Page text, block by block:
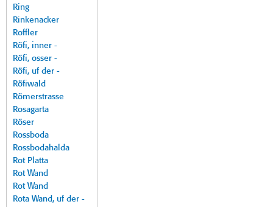
Ring
Rinkenacker
Roffler
Röfi, inner -
Röfi, osser -
Röfi, uf der -
Röfiwald
Römerstrasse
Rosagarta
Röser
Rossboda
Rossbodahalda
Rot Platta
Rot Wand
Rot Wand
Rota Wand, uf der -